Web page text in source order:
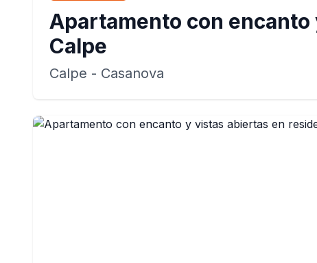
Apartamento con
Calpe
Calpe - Casanova